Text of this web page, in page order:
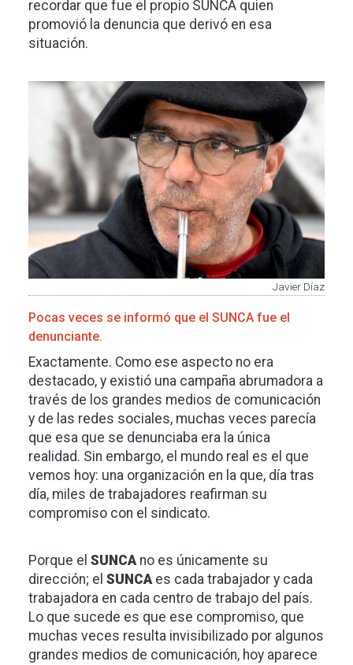
recordar que fue el propio SUNCA quien
promovió la denuncia que derivó en esa
situación.
Imagen
Javier Díaz
Pocas veces se informó que el SUNCA fue el
denunciante.
Exactamente. Como ese aspecto no era
destacado, y existió una campaña abrumadora a
través de los grandes medios de comunicación
y de las redes sociales, muchas veces parecía
que esa que se denunciaba era la única
realidad. Sin embargo, el mundo real es el que
vemos hoy: una organización en la que, día tras
día, miles de trabajadores reafirman su
compromiso con el sindicato.
Porque el SUNCA no es únicamente su
dirección; el SUNCA es cada trabajador y cada
trabajadora en cada centro de trabajo del país.
Lo que sucede es que ese compromiso, que
muchas veces resulta invisibilizado por algunos
grandes medios de comunicación, hoy aparece